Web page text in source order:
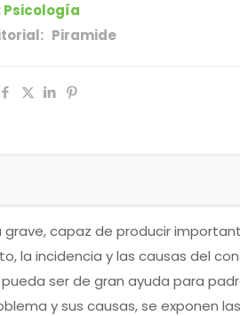
Psicología
Piramide
capaz de producir
la incidencia y las causas del
ser de gran ayuda para
y sus causas, se exponen